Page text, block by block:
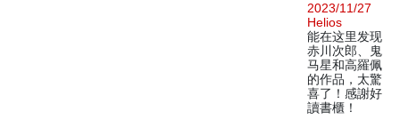
2023/11/27
Helios
能在这里发现
赤川次郎、鬼
马星和高羅佩
的作品，太驚
喜了！感謝好
讀書櫃！